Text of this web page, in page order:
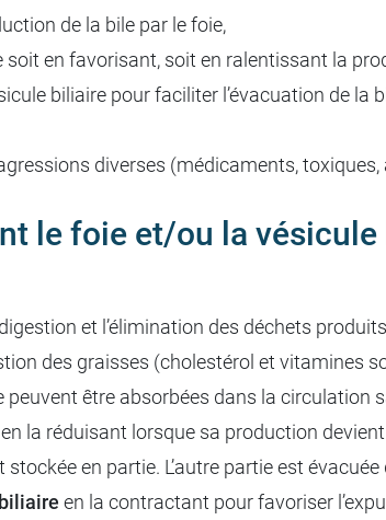
de la bile par le foie,
soit en favorisant, soit en ralentissant la
biliaire pour faciliter l’évacuation de la
diverses (médicaments, toxiques,
le foie et/ou la
et l’élimination des déchets
des graisses (cholestérol et vitamines
être absorbées dans la circulation
la réduisant lorsque sa production
en partie. L’autre partie est
en la contractant pour favoriser